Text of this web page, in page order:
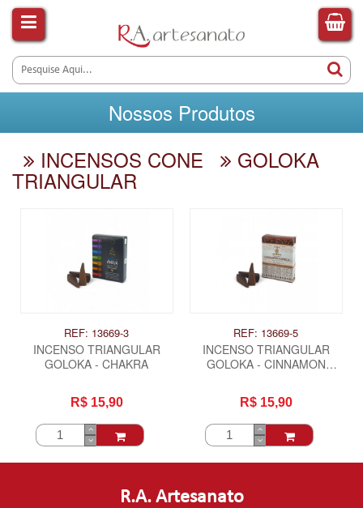
Nossos Produtos
INCENSOS CONE
GOLOKA
TRIANGULAR
REF: 13669-3
INCENSO TRIANGULAR
GOLOKA - CHAKRA
R$ 15,90
REF: 13669-5
INCENSO TRIANGULAR
GOLOKA - CINNAMON
R$ 15,90
R.A. Artesanato